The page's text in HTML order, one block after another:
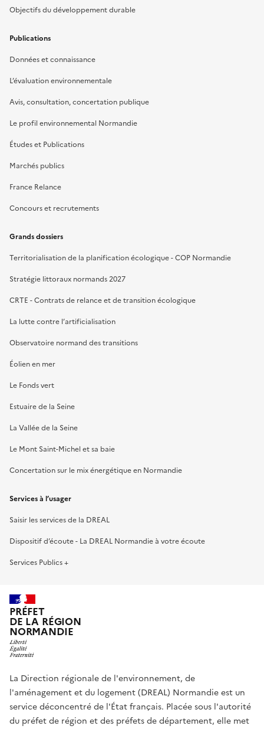
Objectifs du développement durable
Publications
Données et connaissance
L’évaluation environnementale
Avis, consultation, concertation publique
Le profil environnemental Normandie
Études et Publications
Marchés publics
France Relance
Concours et recrutements
Grands dossiers
Territorialisation de la planification écologique - COP Normandie
Stratégie littoraux normands 2027
CRTE - Contrats de relance et de transition écologique
La lutte contre l’artificialisation
Observatoire normand des transitions
Éolien en mer
Le Fonds vert
Estuaire de la Seine
La Vallée de la Seine
Le Mont Saint-Michel et sa baie
Concertation sur le mix énergétique en Normandie
Services à l’usager
Saisir les services de la DREAL
Dispositif d’écoute - La DREAL Normandie à votre écoute
Services Publics +
PRÉFET
DE LA RÉGION
NORMANDIE
La Direction régionale de l'environnement, de
l'aménagement et du logement (DREAL) Normandie est un
service déconcentré de l'État français. Placée sous l'autorité
du préfet de région et des préfets de département, elle met